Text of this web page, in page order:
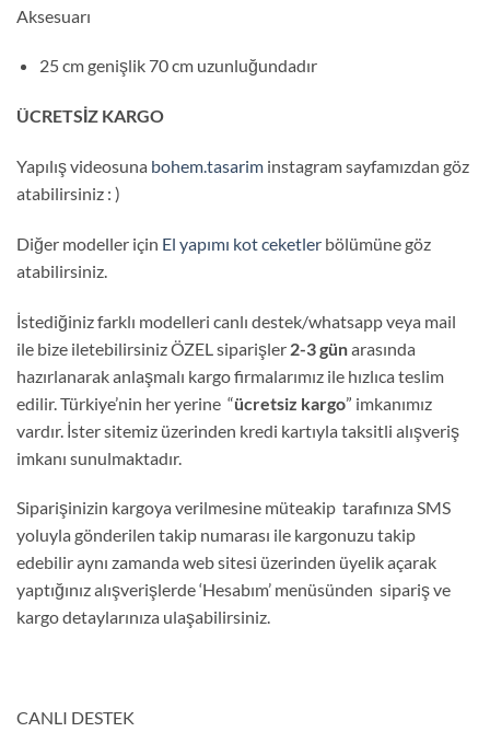
Aksesuarı
25 cm genişlik 70 cm uzunluğundadır
ÜCRETSİZ KARGO
Yapılış videosuna bohem.tasarim instagram sayfamızdan göz
atabilirsiniz : )
Diğer modeller için El yapımı kot ceketler bölümüne göz
atabilirsiniz.
İstediğiniz farklı modelleri canlı destek/whatsapp veya mail
ile bize iletebilirsiniz ÖZEL siparişler 2-3 günarasında
hazırlanarak anlaşmalı kargo firmalarımız ile hızlıca teslim
edilir. Türkiye’nin her yerine “ücretsiz kargo” imkanımız
vardır. İster sitemiz üzerinden kredi kartıyla taksitli alışveriş
imkanı sunulmaktadır.
Siparişinizin kargoya verilmesine müteakip tarafınıza SMS
yoluyla gönderilen takip numarası ile kargonuzu takip
edebilir aynı zamanda web sitesi üzerinden üyelik açarak
yaptığınız alışverişlerde ‘Hesabım’ menüsünden sipariş ve
kargo detaylarınıza ulaşabilirsiniz.
CANLI DESTEK